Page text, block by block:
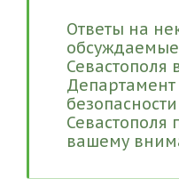
Ответы на
Севастополя
Севастополя
вашему